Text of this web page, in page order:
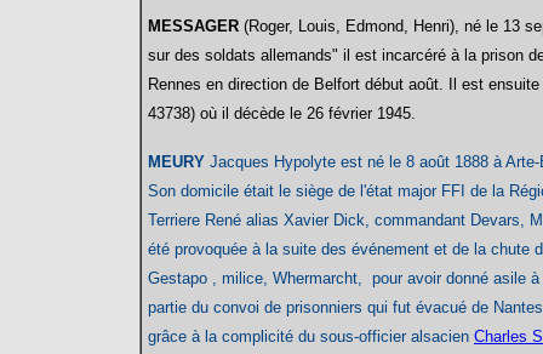
MESSAGER (Roger, Louis, Edmond, Henri), né le 13
sur des soldats allemands" il est incarcéré à la prison
Rennes en direction de Belfort début août. Il est
43738) où il décède le 26 février 1945.
MEURY Jacques Hypolyte est né le 8 août 1888 à
Son domicile était le siège de l'état major FFI de la
Terriere René alias Xavier Dick, commandant Devars,
été provoquée à la suite des événement et de la
Gestapo , milice, Whermarcht, pour avoir donné asile
partie du convoi de prisonniers qui fut évacué de
grâce à la complicité du sous-officier alsacien Charles